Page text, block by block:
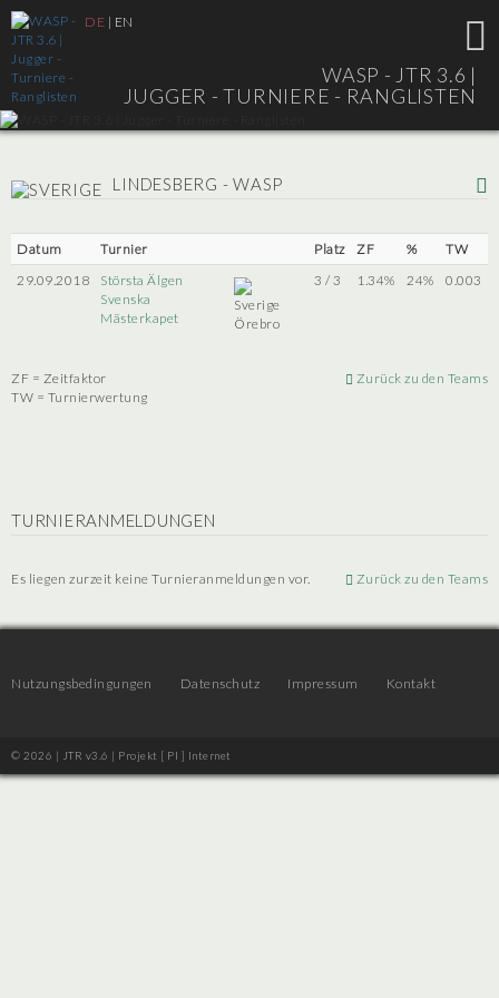
DE | EN
WASP - JTR 3.6 |
JUGGER - TURNIERE - RANGLISTEN
LINDESBERG - WASP
Datum Turnier Platz ZF %
TW
29.09.2018
Största Älgen
Svenska
Mästerkapet
Örebro
3 / 3 1.34% 24% 0.003
ZF = Zeitfaktor
TW = Turnierwertung
Zurück zu den Teams
TURNIERANMELDUNGEN
Es liegen zurzeit keine Turnieranmeldungen vor. Zurück zu den Teams
Nutzungsbedingungen Datenschutz Impressum Kontakt
© 2026 | JTR v3.6 | Projekt [ PI ] Internet